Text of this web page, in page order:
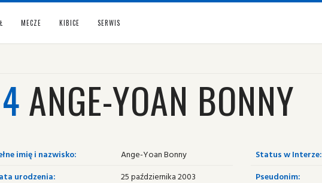
MECZE KIBICE SERWIS
ANGE-YOAN BONNY
imię i nazwisko:
Ange-Yoan Bonny
urodzenia:
25 października 2003
Status w Interze:
Pseudonim: